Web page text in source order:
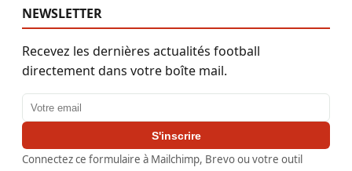
NEWSLETTER
Recevez les dernières actualités football
directement dans votre boîte mail.
Adresse email
S'inscrire
Connectez ce formulaire à Mailchimp, Brevo ou votre outil